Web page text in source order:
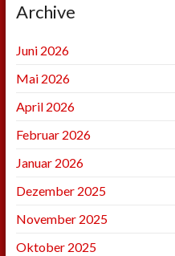
Archive
Juni 2026
Mai 2026
April 2026
Februar 2026
Januar 2026
Dezember 2025
November 2025
Oktober 2025